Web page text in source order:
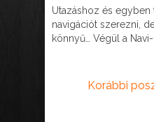
Utazáshoz és
navigációt szerezni,
könnyű… Végül a Navi-
Korábbi